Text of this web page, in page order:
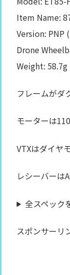
Item Name:
Version: PNP
Drone
Weight:
フレームがダ
モーターは
VTXはダイヤ
レシーバーは
全スペック
スポンサーリ